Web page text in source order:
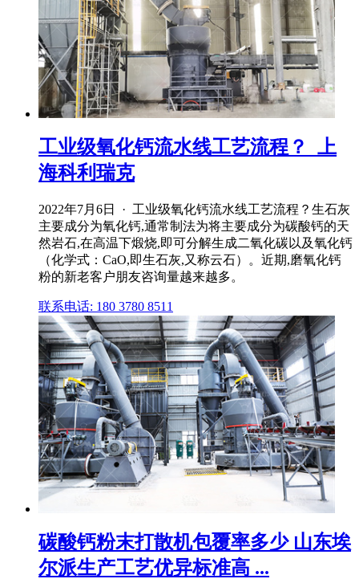
工业级氧化钙流水线工艺流程？_上
海科利瑞克
2022年7月6日 · 工业级氧化钙流水线工艺流程？生石灰
主要成分为氧化钙,通常制法为将主要成分为碳酸钙的天
然岩石,在高温下煅烧,即可分解生成二氧化碳以及氧化钙
（化学式：CaO,即生石灰,又称云石）。近期,磨氧化钙
粉的新老客户朋友咨询量越来越多。
联系电话: 180 3780 8511
碳酸钙粉末打散机包覆率多少 山东埃
尔派生产工艺优异标准高 ...